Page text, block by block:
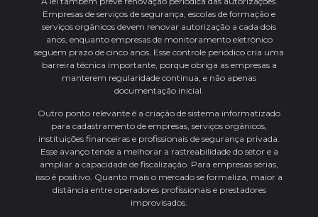
Empresas de serviços de segurança, escolas de formação e
serviços orgânicos devem renovar autorização a cada dois
anos, enquanto empresas de monitoramento eletrônico
seguem prazo de cinco anos. Esse controle periódico cria uma
barreira técnica importante, porque obriga as empresas a
manterem regularidade contínua, e não apenas
documentação inicial.
Outro ponto relevante é a criação de sistema informatizado
para cadastramento de empresas, serviços orgânicos,
instituições financeiras e profissionais de segurança privada.
Esse avanço tende a melhorar a rastreabilidade do setor e a
ampliar a capacidade de fiscalização. Para empresas sérias,
isso é positivo. Quanto mais o mercado se formaliza, maior a
distância entre operadores profissionais e prestadores
improvisados.